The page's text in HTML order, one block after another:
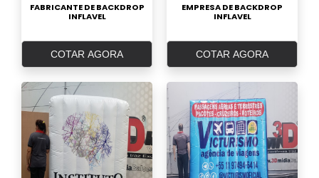
FABRICANTE DE BACKDROP
INFLAVEL
COTAR AGORA
EMPRESA DE BACKDROP
INFLAVEL
COTAR AGORA